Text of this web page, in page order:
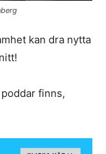
kan dra nytta
finns,